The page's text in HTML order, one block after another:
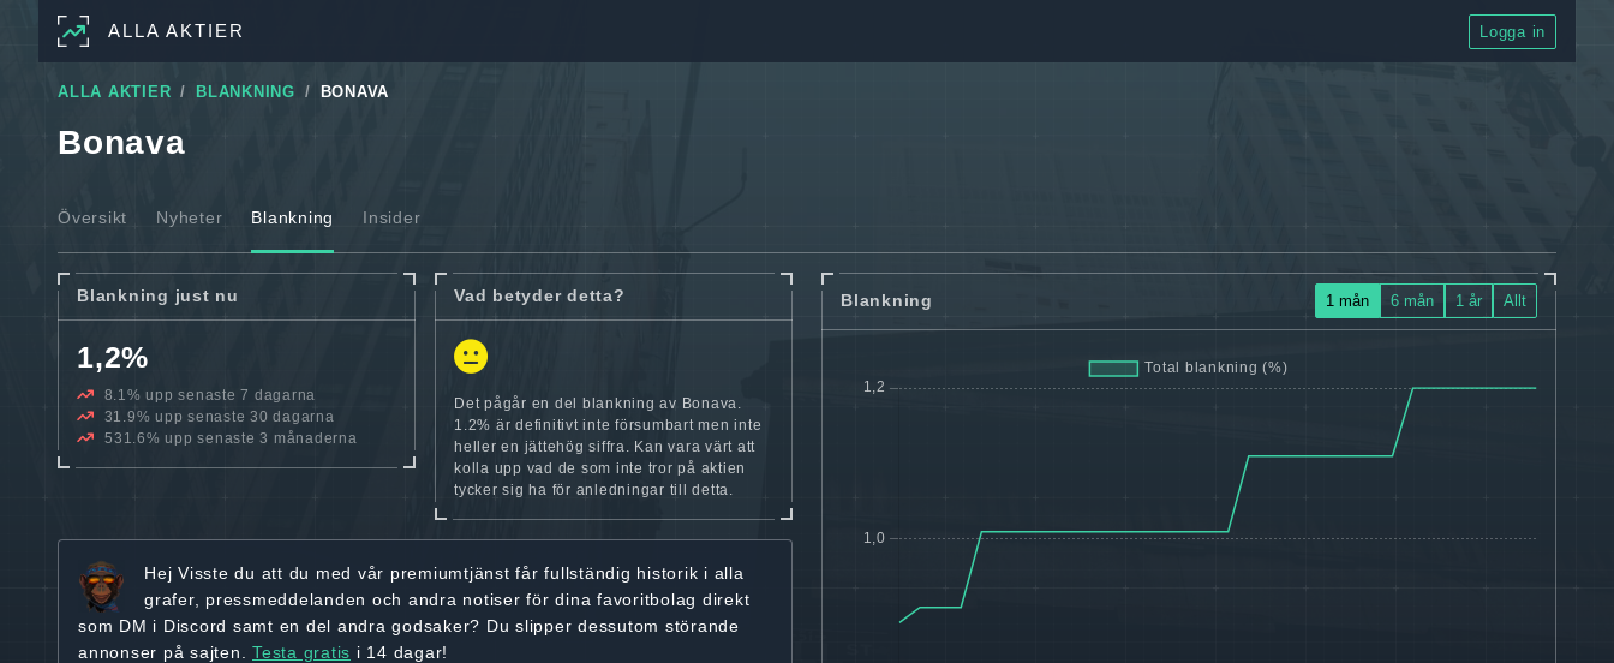
ALLA AKTIER Logga in
ALLA AKTIER BLANKNING BONAVA
Bonava
Översikt Nyheter Blankning Insider
Blankning just nu
1,2%
8.1% upp senaste 7 dagarna
31.9% upp senaste 30 dagarna
531.6% upp senaste 3 månaderna
Vad betyder detta?
Det pågår en del blankning av Bonava.
1.2% är definitivt inte försumbart men inte
heller en jättehög siffra. Kan vara värt att
kolla upp vad de som inte tror på aktien
tycker sig ha för anledningar till detta.
Hej Visste du att du med vår premiumtjänst fårfullständig historik i alla
grafer, pressmeddelanden och andra notiser för dina favoritbolag direkt
som DM i Discord samt en del andra godsaker? Du slipper dessutom störande
annonser på sajten. Testa gratis i 14 dagar!
Blankning 1 mån 6 mån 1 år Allt